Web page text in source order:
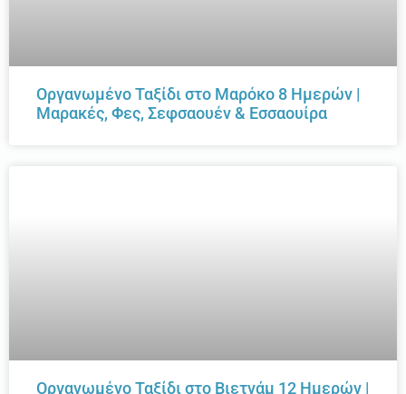
Οργανωμένο Ταξίδι στο Μαρόκο 8 Ημερών |
Μαρακές, Φες, Σεφσαουέν & Εσσαουίρα
Οργανωμένο Ταξίδι στο Βιετνάμ 12 Ημερών |